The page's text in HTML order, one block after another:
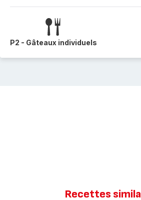
P2 - Gâteaux individuels
Recettes